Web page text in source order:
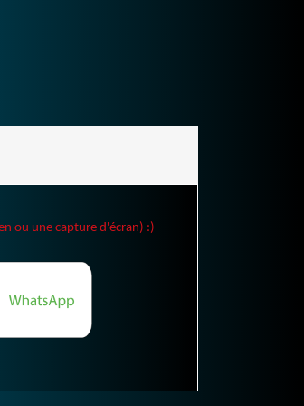
ou une capture d'écran) :)